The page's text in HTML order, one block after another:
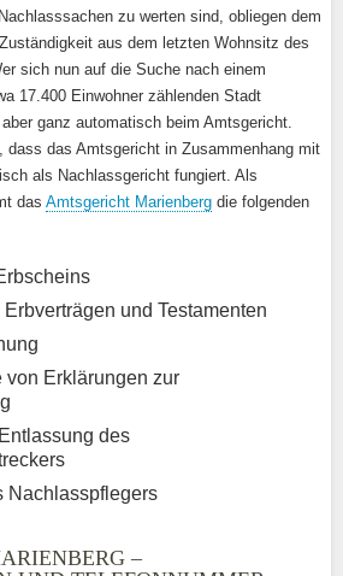
zu werten sind, obliegen dem
aus dem letzten Wohnsitz des
sich nun auf die Suche nach einem
17.400 Einwohner zählenden Stadt
ganz automatisch beim Amtsgericht.
dass das Amtsgericht in Zusammenhang mit
als Nachlassgericht fungiert. Als
das Amtsgericht Marienberg die folgenden
und Testamenten
von Erklärungen zur
des
Nachlasspflegers
–